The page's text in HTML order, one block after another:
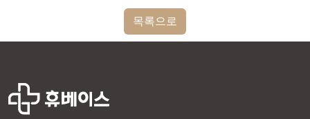
목록으로